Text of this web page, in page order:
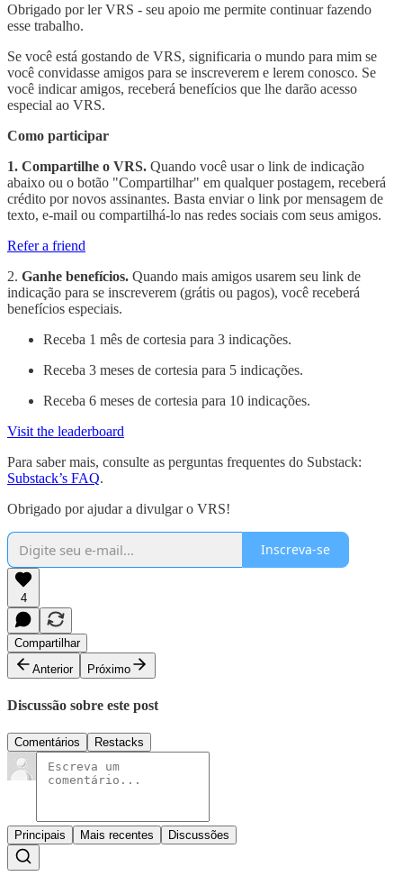
Obrigado por ler VRS - seu apoio me permite continuar fazendo
esse trabalho.
Se você está gostando de VRS, significaria o mundo para mim se
você convidasse amigos para se inscreverem e lerem conosco. Se
você indicar amigos, receberá benefícios que lhe darão acesso
especial ao VRS.
Como participar
1. Compartilhe o VRS. Quando você usar o link de indicação
abaixo ou o botão "Compartilhar" em qualquer postagem, receberá
crédito por novos assinantes. Basta enviar o link por mensagem de
texto, e-mail ou compartilhá-lo nas redes sociais com seus amigos.
Refer a friend
2. Ganhe benefícios. Quando mais amigos usarem seu link de
indicação para se inscreverem (grátis ou pagos), você receberá
benefícios especiais.
Receba 1 mês de cortesia para 3 indicações.
Receba 3 meses de cortesia para 5 indicações.
Receba 6 meses de cortesia para 10 indicações.
Visit the leaderboard
Para saber mais, consulte as perguntas frequentes do Substack:
Substack’s FAQ.
Obrigado por ajudar a divulgar o VRS!
Inscreva-se
4
Compartilhar
Anterior
Próximo
Discussão sobre este post
Comentários Restacks
Principais Mais recentes Discussões